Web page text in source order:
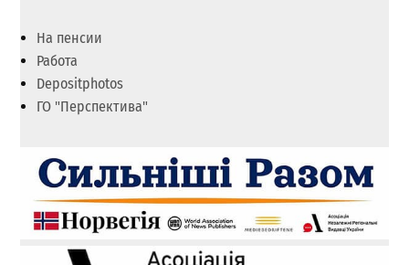
На пенсии
Работа
Depositphotos
ГО "Перспектива"